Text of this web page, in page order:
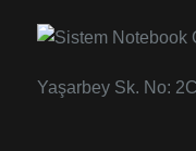
Yaşarbey Sk. No: